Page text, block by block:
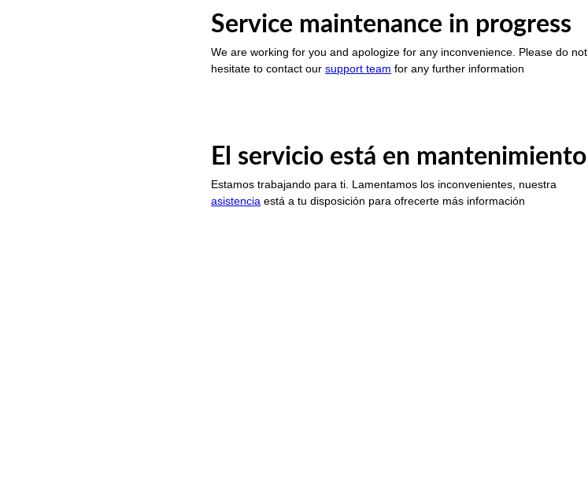
Service maintenance in progress
We are working for you and apologize for any inconvenience. Please do not
hesitate to contact oursupport team for any further information
El servicio está en mantenimiento
Estamos trabajando para ti. Lamentamos los inconvenientes, nuestra
asistencia está a tu disposición para ofrecerte más información